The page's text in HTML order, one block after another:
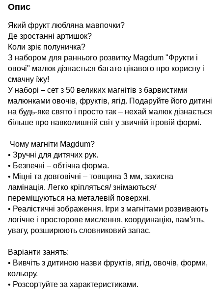
Опис
Який фрукт любляна мавпочки?
Де зростанні артишок?
Коли зріє полуничка?
З набором для раннього розвитку Magdum "Фрукти і
овочі" малюк дізнається багато цікавого про корисну і
смачну їжу!
У наборі – сет з 50 великих магнітів з барвистими
малюнками овочів, фруктів, ягід. Подаруйте його дитині
на будь-яке свято і просто так – нехай малюк дізнається
більше про навколишній світ у звичній ігровій формі.
Чому магніти Magdum?
• Зручні для дитячих рук.
• Безпечні – обтічна форма.
• Міцні та довговічні – товщина 3 мм, захисна
ламінація. Легко кріпляться/ знімаються/
переміщуються на металевій поверхні.
• Реалістичні зображення. Ігри з магнітами розвивають
логічне і просторове мислення, координацію, пам'ять,
увагу, розширюють словниковий запас.
Варіанти занять:
• Вивчіть з дитиною назви фруктів, ягід, овочів, форми,
кольору.
• Розсортуйте за характеристиками.